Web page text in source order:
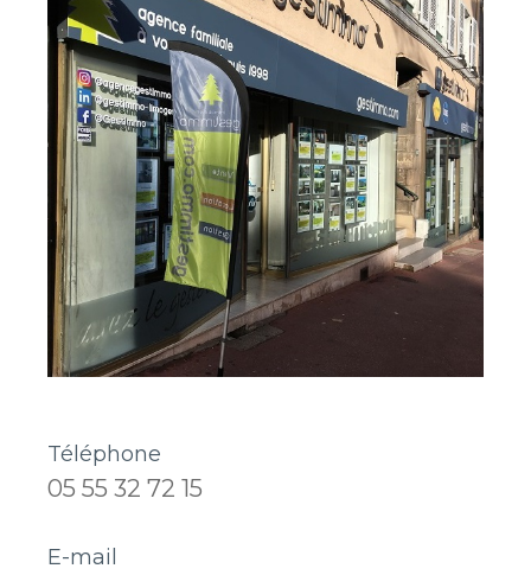
Téléphone
05 55 32 72 15
E-mail